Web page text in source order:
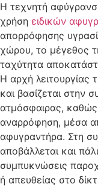
Η τεχνητή
χρήση ειδικών
απορρόφησης
χώρου, το μέγεθος
ταχύτητα
Η αρχή λειτουργίας
και βασίζεται στην
ατμόσφαιρας, καθώς
αναρρόφηση, μέσα
αφυγραντήρα. Στη
αποβάλλεται και
συμπυκνώσεις
ή απευθείας στο